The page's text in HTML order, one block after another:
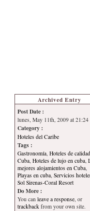
Archived Entry
Post Date :
lunes, May 11th, 2009 at 21:24
Category :
Hoteles del Caribe
Tags :
Gastronomía Hoteles de
Cuba Hoteles de lujo en cuba
mejores alojamientos en Cuba
Playas en cuba Servicios
Sol Sirenas-Coral Resort
Do More :
You can leave a response, or
trackback from your own site.